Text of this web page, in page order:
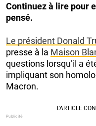
Continuez à lire pour
pensé.
Le président Donald
presse à la Maison
questions lorsqu’il a
impliquant son
Macron.